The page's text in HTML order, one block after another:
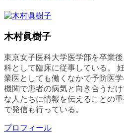
木村眞樹子
東京女子医科大学医学部を卒業
科として臨床に従事している。
業医としても働くなかで予防医
機関で患者の病気と向き合うだ
な人たちに情報を伝えることの
で発信も行っている。
プロフィール